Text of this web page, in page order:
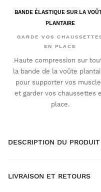
BANDE ÉLASTIQUE SUR LA
PLANTAIRE
GARDE VOS
EN PLACE
Haute compression sur
la bande de la voûte
pour supporter vos
et garder vos chaussettes
place.
DESCRIPTION DU PRODUIT
LIVRAISON ET RETOURS